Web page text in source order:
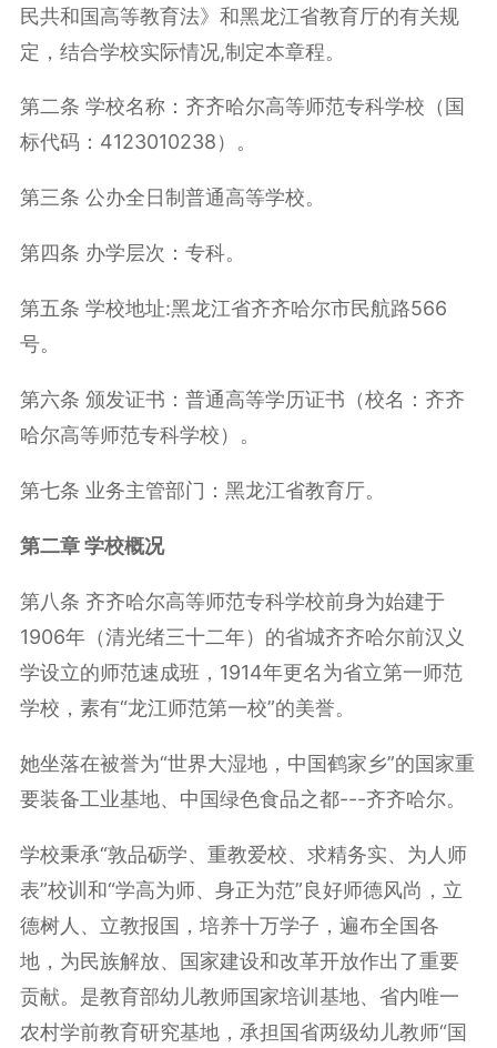
民共和国高等教育法》和黑龙江省教育厅的有关规
定，结合学校实际情况,制定本章程。
第二条 学校名称：齐齐哈尔高等师范专科学校（国
标代码： 4123010238）。
第三条 公办全日制普通高等学校。
第四条 办学层次：专科。
第五条 学校地址:黑龙江省齐齐哈尔市民航路566
号。
第六条 颁发证书：普通高等学历证书（校名：齐齐
哈尔高等师范专科学校）。
第七条 业务主管部门：黑龙江省教育厅。
第二章 学校概况
第八条 齐齐哈尔高等师范专科学校前身为始建于
1906年（清光绪三十二年）的省城齐齐哈尔前汉义
学设立的师范速成班， 1914年更名为省立第一师范
学校，素有“龙江师范第一校”的美誉。
她坐落在被誉为“世界大湿地，中国鹤家乡”的国家重
要装备工业基地、中国绿色食品之都---齐齐哈尔。
学校秉承“敦品砺学、重教爱校、求精务实、为人师
表”校训和“学高为师、身正为范”良好师德风尚，立
德树人、立教报国，培养十万学子，遍布全国各
地，为民族解放、国家建设和改革开放作出了重要
贡献。是教育部幼儿教师国家培训基地、省内唯一
农村学前教育研究基地，承担国省两级幼儿教师“国